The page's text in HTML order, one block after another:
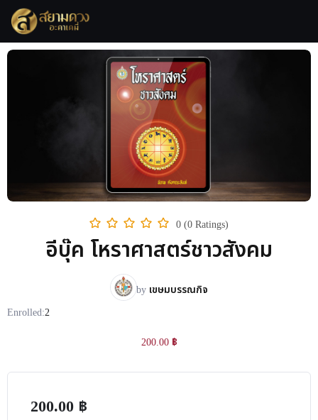
0 (0 Ratings)
อีบุ๊ค โหราศาสตร์ชาวสังคม
by เขษมบรรณกิจ
Enrolled:2
200.00 ฿
200.00 ฿